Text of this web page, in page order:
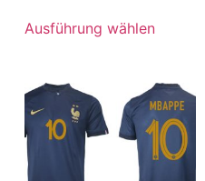
Ausführung wählen